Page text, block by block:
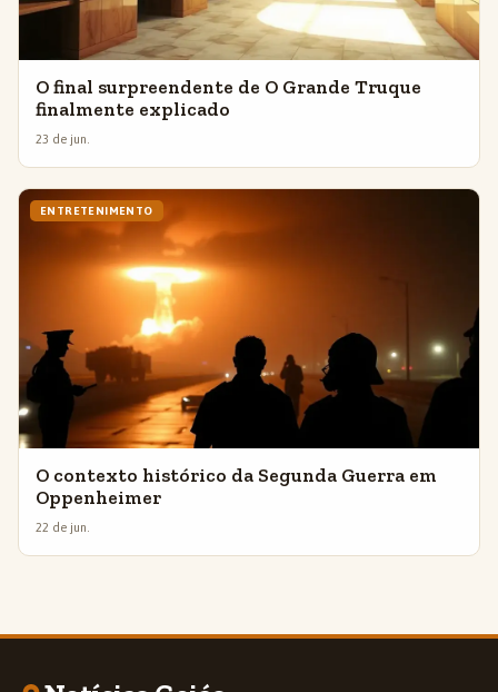
O final surpreendente de O Grande Truque
finalmente explicado
23 de jun.
ENTRETENIMENTO
O contexto histórico da Segunda Guerra em
Oppenheimer
22 de jun.